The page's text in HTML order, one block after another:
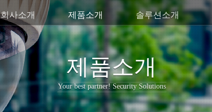
회사소개 제품소개 솔루션소개
제품소개
Your best partner! Security Solutions